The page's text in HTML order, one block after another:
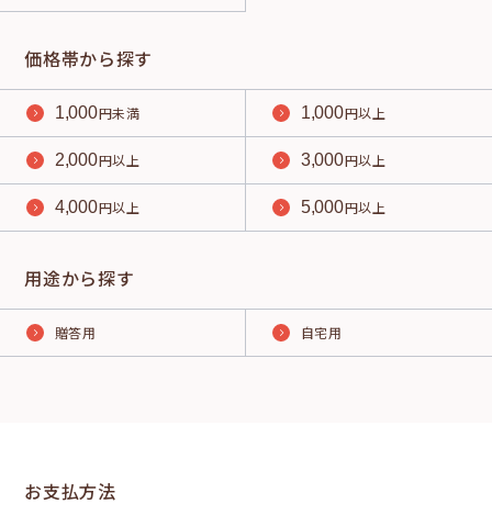
価格帯から探す
1,000円未満 1,000円以上
2,000円以上 3,000円以上
4,000円以上 5,000円以上
用途から探す
贈答用 自宅用
お支払方法